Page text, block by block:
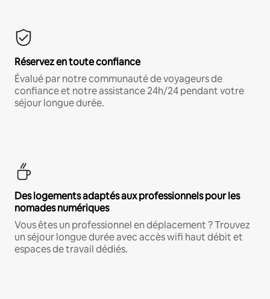
Réservez en toute confiance
Évalué par notre communauté de voyageurs de
confiance et notre assistance 24h/24 pendant votre
séjour longue durée.
Des logements adaptés aux professionnels pour les
nomades numériques
Vous êtes un professionnel en déplacement ? Trouvez
un séjour longue durée avec accès wifi haut débit et
espaces de travail dédiés.